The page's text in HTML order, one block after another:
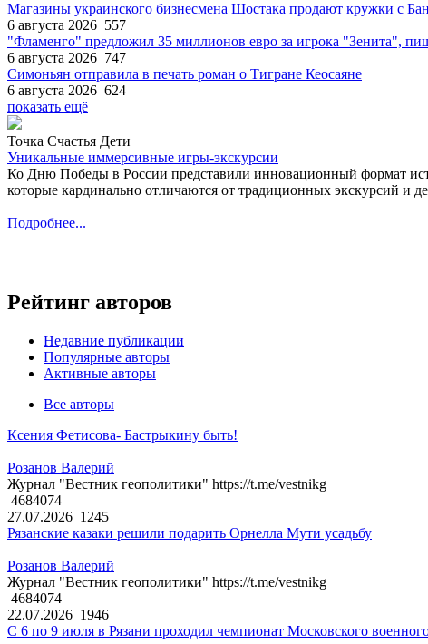
Магазины украинского бизнесмена Шостака продают кружки с
6 августа 2026 557
"Фламенго" предложил 35 миллионов евро за игрока "Зенита",
6 августа 2026 747
Симоньян отправила в печать роман о Тигране Кеосаяне
6 августа 2026 624
показать ещё
Точка Счастья Дети
Уникальные иммерсивные игры-экскурсии
Ко Дню Победы в России представили инновационный формат
которые кардинально отличаются от традиционных экскурсий и
Подробнее...
Рейтинг авторов
Недавние публикации
Популярные авторы
Активные авторы
Все авторы
Ксения Фетисова- Бастрыкину быть!
Розанов Валерий
Журнал "Вестник геополитики" https://t.me/vestnikg
4684074
27.07.2026 1245
Рязанские казаки решили подарить Орнелла Мути усадьбу
Розанов Валерий
Журнал "Вестник геополитики" https://t.me/vestnikg
4684074
22.07.2026 1946
С 6 по 9 июля в Рязани проходил чемпионат Московского